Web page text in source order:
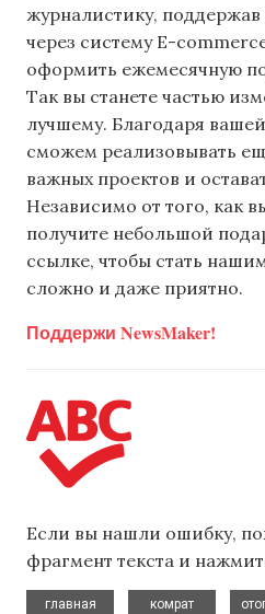
журналистику, поддержав
через систему E-
оформить ежемесячную
Так вы станете частью
лучшему. Благодаря
сможем реализовывать
важных проектов и
Независимо от того, как
получите небольшой
ссылке, чтобы стать
сложно и даже приятно.
Поддержи NewsMaker!
Если вы нашли ошибку,
фрагмент текста и
главная
комрат